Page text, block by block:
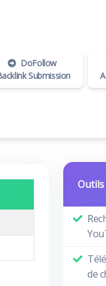
DoFollow
Submission
de